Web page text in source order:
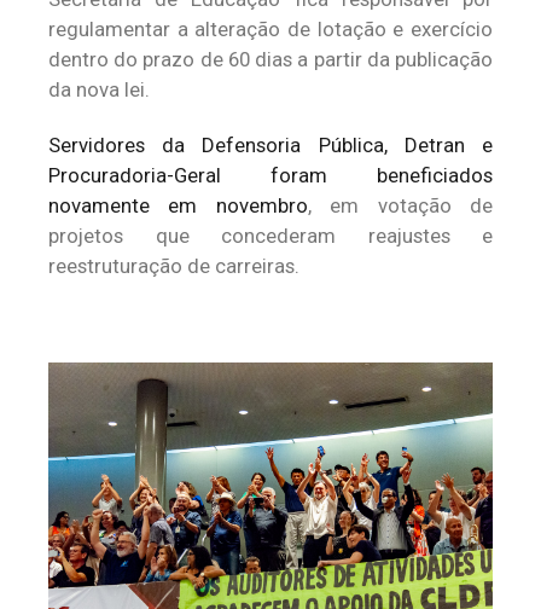
regulamentar a alteração de lotação e exercício
dentro do prazo de 60 dias a partir da publicação
da nova lei.
Servidores da Defensoria Pública, Detran e
Procuradoria-Geral foram beneficiados
novamente em novembro, em votação de
projetos que concederam reajustes e
reestruturação de carreiras.